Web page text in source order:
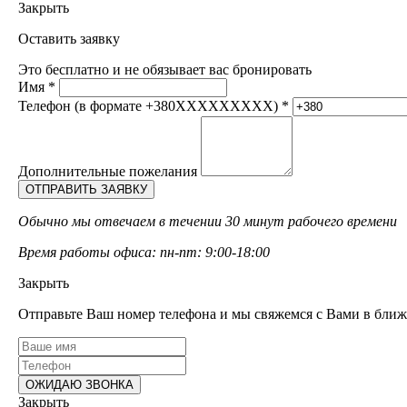
Закрыть
Оставить заявку
Это бесплатно и не обязывает вас бронировать
Имя *
Телефон (в формате +380XXXXXXXXX) *
Дополнительные пожелания
Обычно мы отвечаем в течении 30 минут рабочего времени
Время работы офиса: пн-пт: 9:00-18:00
Закрыть
Отправьте Ваш номер телефона и мы свяжемся с Вами в
Закрыть